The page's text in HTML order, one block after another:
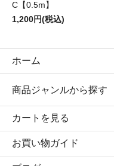
C【0.5m】
1,200円(税込)
ホーム
商品ジャンルから探す
カートを見る
お買い物ガイド